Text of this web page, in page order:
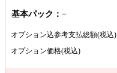
基本パック：−
オプション込参考支払総額(税込)
オプション価格(税込)